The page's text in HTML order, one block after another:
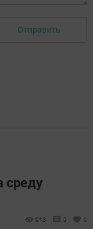
Отправить
среду
913 0 0